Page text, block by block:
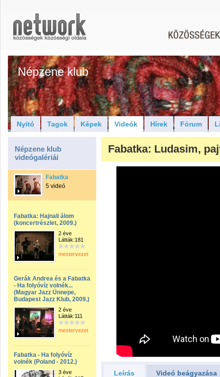
Népzene klub
Nyitó Tagok Képek Videók Hírek Fórum
Népzene klub
videógalériái
Fabatka
5 videó
Fabatka: Hajnali álom
(koncertrészlet, 2009.)
2 éve
Látták:181
mestervezeto
Gerák Andrea és a Fabatka
- Ha folyóvíz volnék...
(Magyar Jazz Ünnepe,
Budapest Jazz Klub, 2009.)
2 éve
Látták:111
mestervezeto
Fabatka - Ha folyóvíz
volnék (Poland - 2012.)
3 éve
Fabatka: Ludasim,
Leírás Videó beágyazása